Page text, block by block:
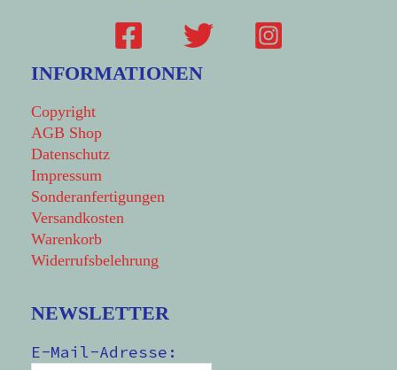
INFORMATIONEN
Copyright
AGB Shop
Datenschutz
Impressum
Sonderanfertigungen
Versandkosten
Warenkorb
Widerrufsbelehrung
NEWSLETTER
E-Mail-Adresse: